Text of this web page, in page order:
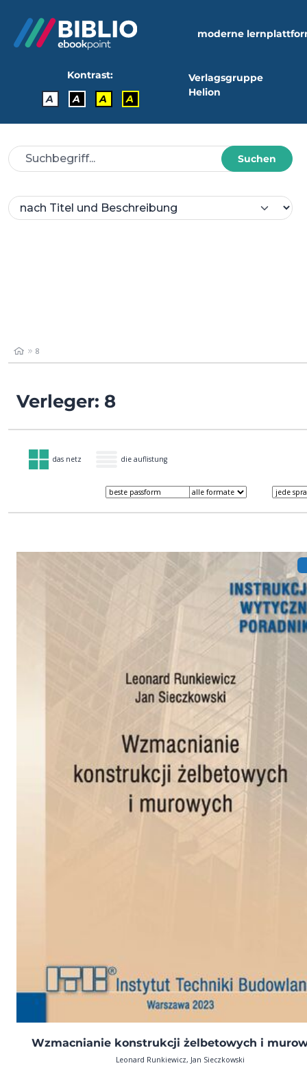
moderne
Kontrast:
A
A A A
Verlagsgruppe
Helion
Suchen
8
Verleger: 8
das netz die auflistung
Wzmacnianie konstrukcji żelbetowych i
Leonard Runkiewicz, Jan Sieczkowski